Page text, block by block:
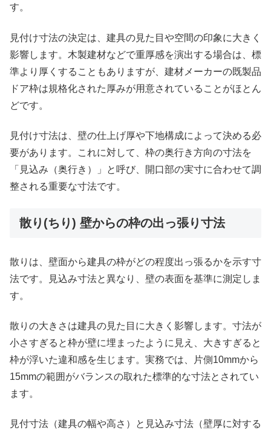
す。
見付け寸法の決定は、建具の見た目や空間の印象に大きく
影響します。木製建材などで重厚感を演出する場合は、標
準より厚くすることもありますが、建材メーカーの既製品
ドア枠は規格化された厚みが用意されていることがほとん
どです。
見付け寸法は、壁の仕上げ厚や下地構成によって決める必
要があります。これに対して、枠の奥行き方向の寸法を
「見込み（奥行き）」と呼び、開口部の実寸に合わせて調
整される重要な寸法です。
散り(ちり) 壁からの枠の出っ張り寸法
散りは、壁面から建具の枠がどの程度出っ張るかを示す寸
法です。見込み寸法と異なり、壁の表面を基準に測定しま
す。
散りの大きさは建具の見た目に大きく影響します。寸法が
小さすぎると枠が壁に埋まったように見え、大きすぎると
枠が浮いた違和感を生じます。実務では、片側10mmから
15mmの範囲がバランスの取れた標準的な寸法とされてい
ます。
見付寸法（建具の幅や高さ）と見込み寸法（壁厚に対する